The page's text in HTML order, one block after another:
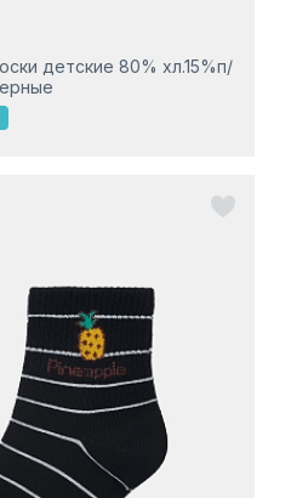
детские 80% хл.15%п/